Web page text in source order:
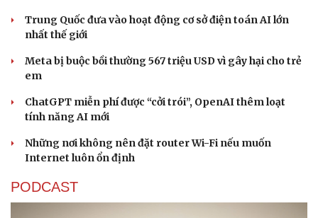
Trung Quốc đưa vào hoạt động cơ sở điện toán AI lớn
nhất thế giới
Meta bị buộc bồi thường 567 triệu USD vì gây hại cho trẻ
em
ChatGPT miễn phí được “cởi trói”, OpenAI thêm loạt
tính năng AI mới
Những nơi không nên đặt router Wi-Fi nếu muốn
Internet luôn ổn định
PODCAST